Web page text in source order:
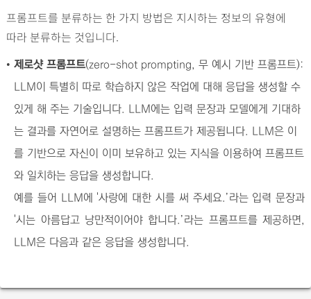
프롬프트를 분류하는 한 가지 방법은 지시하는 정보의 유형에
따라 분류하는 것입니다.
• 제로샷 프롬프트(zero-shot prompting, 무 예시 기반 프롬프트):
LLM이 특별히 따로 학습하지 않은 작업에 대해 응답을 생성할 수
있게 해 주는 기술입니다. LLM에는 입력 문장과 모델에게 기대하
는 결과를 자연어로 설명하는 프롬프트가 제공됩니다. LLM은 이
를 기반으로 자신이 이미 보유하고 있는 지식을 이용하여 프롬프트
와 일치하는 응답을 생성합니다.
예를 들어 LLM에 '사랑에 대한 시를 써 주세요.’라는 입력 문장과
'시는 아름답고 낭만적이어야 합니다.’라는 프롬프트를 제공하면,
LLM은 다음과 같은 응답을 생성합니다.